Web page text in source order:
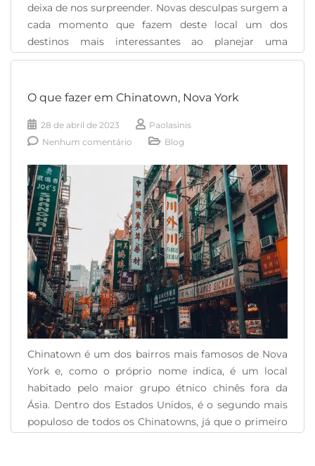
deixa de nos surpreender. Novas desculpas surgem a
cada momento que fazem deste local um dos
destinos mais interessantes ao planejar uma
viagem. A Big Apple está repleta de sabores e pratos
O que fazer em Chinatown, Nova York
28 de abril de 2023
Paolasinis
Nenhum comentário
Blog
Chinatown é um dos bairros mais famosos de Nova
York e, como o próprio nome indica, é um local
habitado pelo maior grupo étnico chinês fora da
Ásia. Dentro dos Estados Unidos, é o segundo mais
populoso de todos os Chinatowns, já que o primeiro